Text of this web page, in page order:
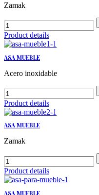
Zamak
Product details
ASA MUEBLE
Acero inoxidable
Product details
ASA MUEBLE
Zamak
Product details
ASA MUEBLE